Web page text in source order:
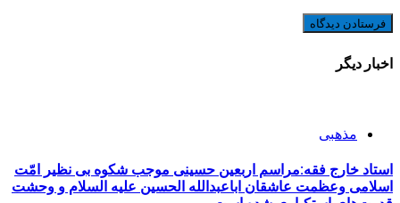
اخبار دیگر
مذهبی
استاد خارج فقه:مراسم اربعین حسینی موجب شکوه بی نظیر امّت
اسلامی وعظمت عاشقان اباعبدالله الحسین علیه السلام و وحشت